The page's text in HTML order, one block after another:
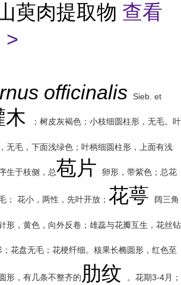
萸肉提取物 查看
>
officinalis Sieb. et
木 ；树皮灰褐色；小枝细圆柱形，无毛。叶
无毛，下面浅绿色；叶柄细圆柱形，上面有浅
生于枝侧，总苞片 卵形，带紫色；总花
； 花小，两性，先叶开放； 花萼 阔三角
形，黄色，向外反卷；雄蕊与花瓣互生，花丝钻
；花盘无毛；花梗纤细。核果长椭圆形，红色至
形，有几条不整齐的 肋纹 。花期3-4月；